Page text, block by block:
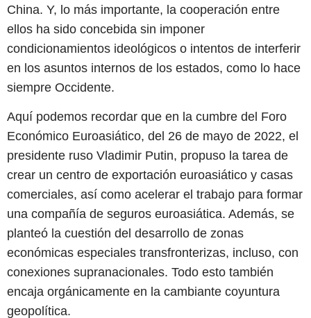
China. Y, lo más importante, la cooperación entre
ellos ha sido concebida sin imponer
condicionamientos ideológicos o intentos de interferir
en los asuntos internos de los estados, como lo hace
siempre Occidente.
Aquí podemos recordar que en la cumbre del Foro
Económico Euroasiático, del 26 de mayo de 2022, el
presidente ruso Vladimir Putin, propuso la tarea de
crear un centro de exportación euroasiático y casas
comerciales, así como acelerar el trabajo para formar
una compañía de seguros euroasiática. Además, se
planteó la cuestión del desarrollo de zonas
económicas especiales transfronterizas, incluso, con
conexiones supranacionales. Todo esto también
encaja orgánicamente en la cambiante coyuntura
geopolítica.